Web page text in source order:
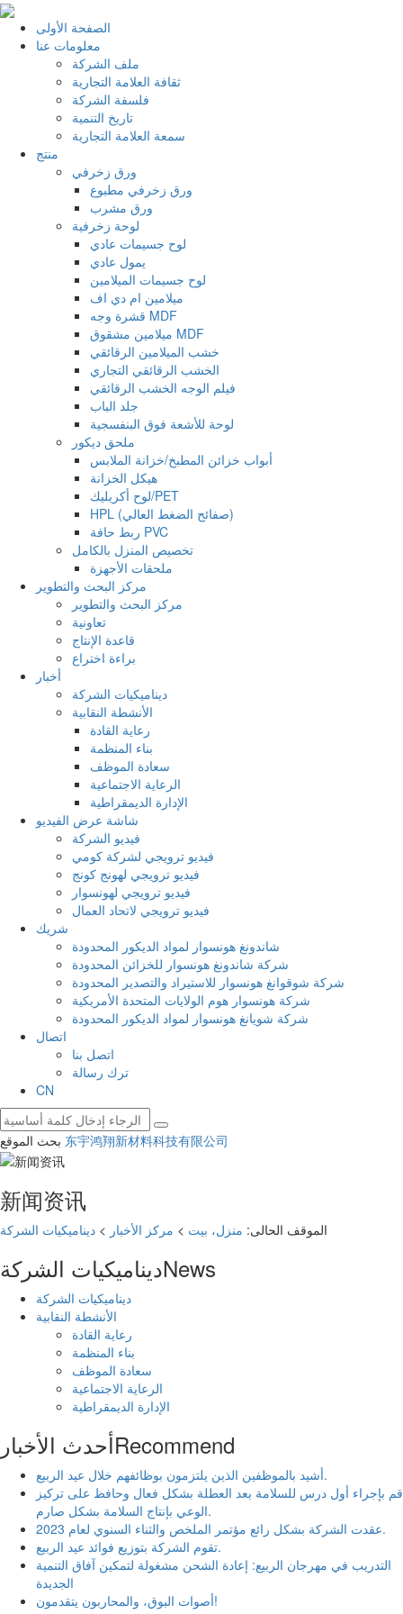
الصفحة الأولى
معلومات عنا
ملف الشركة
ثقافة العلامة التجارية
فلسفة الشركة
تاريخ التنمية
سمعة العلامة التجارية
منتج
ورق زخرفي
ورق زخرفي مطبوع
ورق مشرب
لوحة زخرفية
لوح جسيمات عادي
يمول عادي
لوح جسيمات الميلامين
ميلامين ام دي اف
قشرة وجه MDF
ميلامين مشقوق MDF
خشب الميلامين الرقائقي
الخشب الرقائقي التجاري
فيلم الوجه الخشب الرقائقي
جلد الباب
لوحة للأشعة فوق البنفسجية
ملحق ديكور
أبواب خزائن المطبخ/خزانة الملابس
هيكل الخزانة
لوح أكريليك/PET
HPL (صفائح الضغط العالي)
ربط حافة PVC
تخصيص المنزل بالكامل
ملحقات الأجهزة
مركز البحث والتطوير
مركز البحث والتطوير
تعاونية
قاعدة الإنتاج
براءة اختراع
أخبار
ديناميكيات الشركة
الأنشطة النقابية
رعاية القادة
بناء المنظمة
سعادة الموظف
الرعاية الاجتماعية
الإدارة الديمقراطية
شاشة عرض الفيديو
فيديو الشركة
فيديو ترويجي لشركة كومي
فيديو ترويجي لهونج كونج
فيديو ترويجي لهونسوار
فيديو ترويجي لاتحاد العمال
شريك
شاندونغ هونسوار لمواد الديكور المحدودة
شركة شاندونغ هونسوار للخزائن المحدودة
شركة شوقوانغ هونسوار للاستيراد والتصدير المحدودة
شركة هونسوار هوم الولايات المتحدة الأمريكية
شركة شويانغ هونسوار لمواد الديكور المحدودة
اتصال
اتصل بنا
ترك رسالة
CN
بحث الموقع 东宇鸿翔新材料科技有限公司
新闻资讯
الموقف الحالى: منزل، بيت > مركز الأخبار > ديناميكيات الشركة
ديناميكيات الشركةNews
ديناميكيات الشركة
الأنشطة النقابية
رعاية القادة
بناء المنظمة
سعادة الموظف
الرعاية الاجتماعية
الإدارة الديمقراطية
أحدث الأخبارRecommend
أشيد بالموظفين الذين يلتزمون بوظائفهم خلال عيد الربيع.
قم بإجراء أول درس للسلامة بعد العطلة بشكل فعال وحافظ على تركيز
الوعي بإنتاج السلامة بشكل صارم.
عقدت الشركة بشكل رائع مؤتمر الملخص والثناء السنوي لعام 2023.
تقوم الشركة بتوزيع فوائد عيد الربيع.
التدريب في مهرجان الربيع: إعادة الشحن مشغولة لتمكين آفاق التنمية
الجديدة
أصوات البوق، والمحاربون يتقدمون!